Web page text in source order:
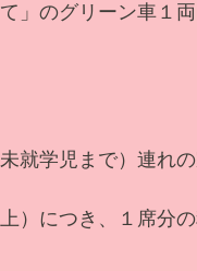
て」のグリーン車１
就学児まで）連れの
）につき、１席分